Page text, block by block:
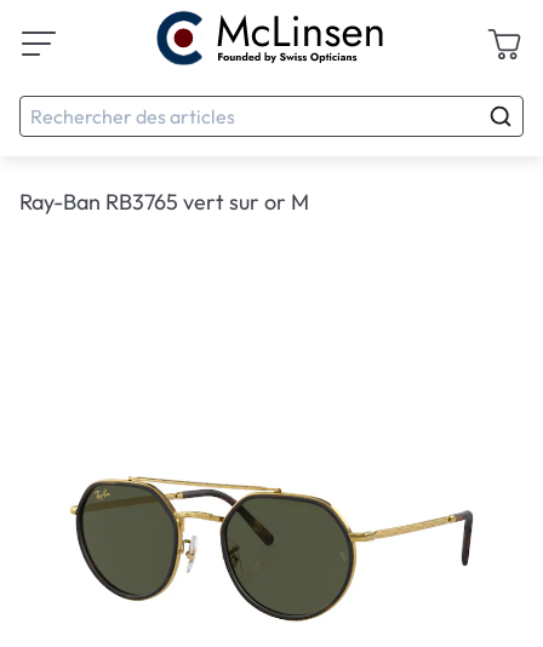
Ray-Ban RB3765 vert sur or M